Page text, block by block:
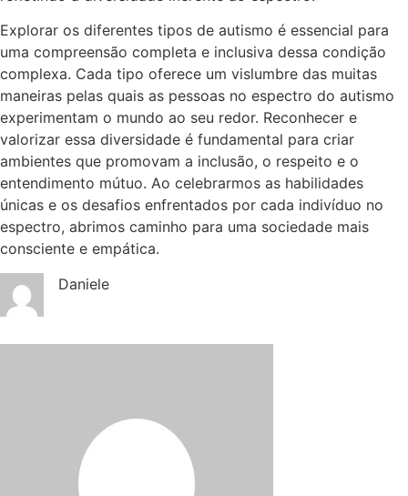
Explorar os diferentes tipos de autismo é essencial para
uma compreensão completa e inclusiva dessa condição
complexa. Cada tipo oferece um vislumbre das muitas
maneiras pelas quais as pessoas no espectro do autismo
experimentam o mundo ao seu redor. Reconhecer e
valorizar essa diversidade é fundamental para criar
ambientes que promovam a inclusão, o respeito e o
entendimento mútuo. Ao celebrarmos as habilidades
únicas e os desafios enfrentados por cada indivíduo no
espectro, abrimos caminho para uma sociedade mais
consciente e empática.
Daniele